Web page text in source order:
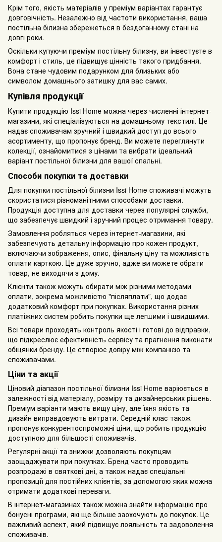
Крім того, якість матеріалів у преміум варіантах гарантує
довговічність. Незалежно від частоти використання, ваша
постільна білизна збережеться в бездоганному стані на
довгі роки.
Оскільки купуючи преміум постільну білизну, ви інвестуєте в
комфорт і стиль, це підвищує цінність такого придбання.
Вона стане чудовим подарунком для близьких або
символом домашнього затишку для вас самих.
Купівля продукції
Купити продукцію Issi Home можна через численні інтернет-
магазини, які спеціалізуються на домашньому текстилі. Це
надає споживачам зручний і швидкий доступ до всього
асортименту, що пропонує бренд. Ви можете переглянути
колекції, ознайомитися з цінами та вибрати ідеальний
варіант постільної білизни для вашої спальні.
Способи покупки та доставки
Для покупки постільної білизни Issi Home споживачі можуть
скористатися різноманітними способами доставки.
Продукція доступна для доставки через популярні служби,
що забезпечує швидкий і зручний процес отримання товару.
Замовлення робляться через інтернет-магазини, які
забезпечують детальну інформацію про кожен продукт,
включаючи зображення, опис, фінальну ціну та можливість
оплати карткою. Це дуже зручно, адже ви можете обрати
товар, не виходячи з дому.
Клієнти також можуть обирати між різними методами
оплати, зокрема можливістю "післяплати", що додає
додатковий комфорт при покупках. Використання різних
платіжних систем робить покупки ще легшими і швидшими.
Всі товари проходять контроль якості і готові до відправки,
що підкреслює ефективність сервісу та прагнення виконати
обіцянки бренду. Це створює довіру між компанією та
споживачами.
Ціни та акції
Ціновий діапазон постільної білизни Issi Home варіюється в
залежності від матеріалу, розміру та дизайнерських рішень.
Преміум варіанти мають вищу ціну, але їхня якість та
дизайн виправдовують витрати. Середній клас також
пропонує конкурентоспроможні ціни, що робить продукцію
доступною для більшості споживачів.
Регулярні акції та знижки дозволяють покупцям
заощаджувати при покупках. Бренд часто проводить
розпродажі в святкові дні, а також надає спеціальні
пропозиції для постійних клієнтів, за допомогою яких можна
отримати додаткові переваги.
В інтернет-магазинах також можна знайти інформацію про
бонусні програми, які ще більше заохочують до покупок. Це
важливий аспект, який підвищує лояльність та задоволення
споживачів.